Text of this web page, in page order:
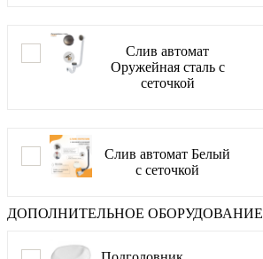
Слив автомат
Оружейная сталь с
сеточкой
Слив автомат Белый
с сеточкой
ДОПОЛНИТЕЛЬНОЕ ОБОРУДОВАНИЕ